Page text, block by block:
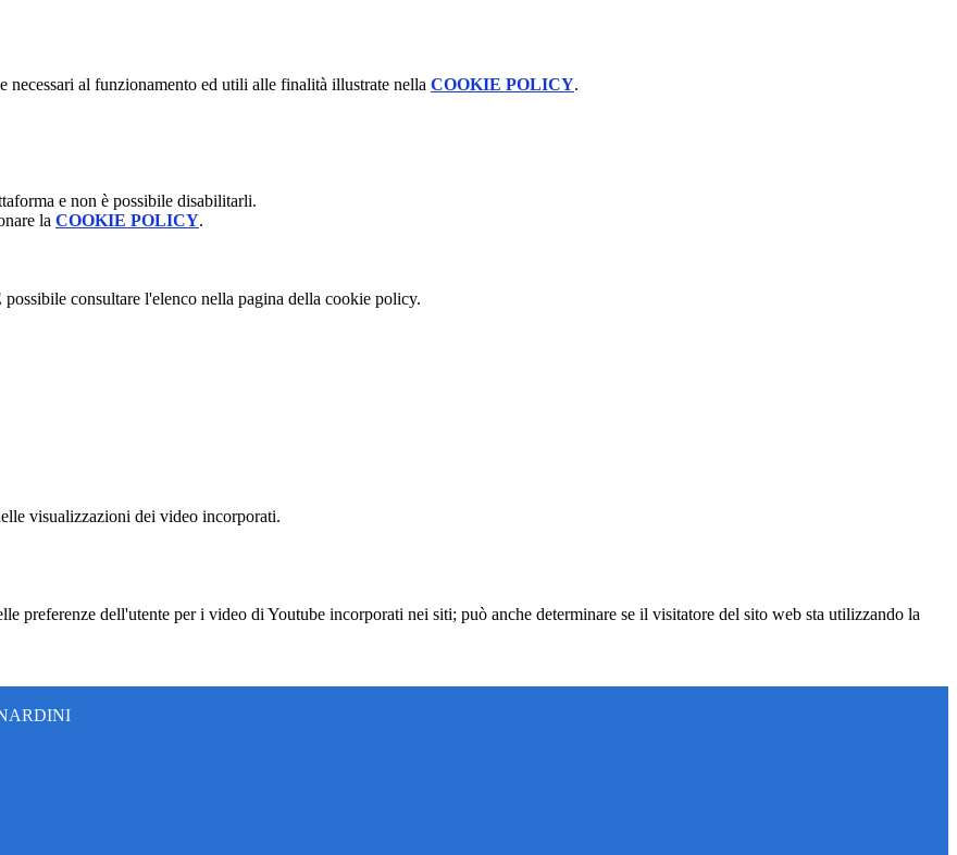
al funzionamento ed utili alle finalità illustrate nella COOKIE POLICY.
e non è possibile disabilitarli.
la COOKIE POLICY.
consultare l'elenco nella pagina della cookie policy.
visualizzazioni dei video incorporati.
preferenze dell'utente per i video di Youtube incorporati nei siti; può anche determinare se il visitatore del sito web sta utilizzando la